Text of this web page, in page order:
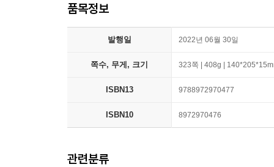
품목정보
발행일 2022년 06월 30일
쪽수, 무게, 크기 323쪽 | 408g |
ISBN13 9788972970477
ISBN10 8972970476
관련분류